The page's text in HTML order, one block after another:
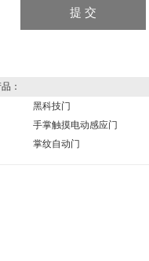
：
黑科技门
手掌触摸电动感应门
掌纹自动门